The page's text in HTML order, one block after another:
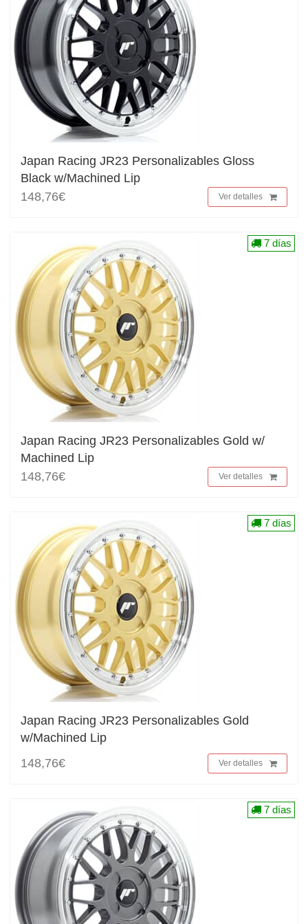
Japan Racing JR23 Personalizables Gloss
Black w/Machined Lip
148,76€
Ver detalles
Japan Racing JR23 Personalizables Gold w/
Machined Lip
148,76€
Ver detalles
7 días
Japan Racing JR23 Personalizables Gold
w/Machined Lip
148,76€
Ver detalles
7 días
7 días